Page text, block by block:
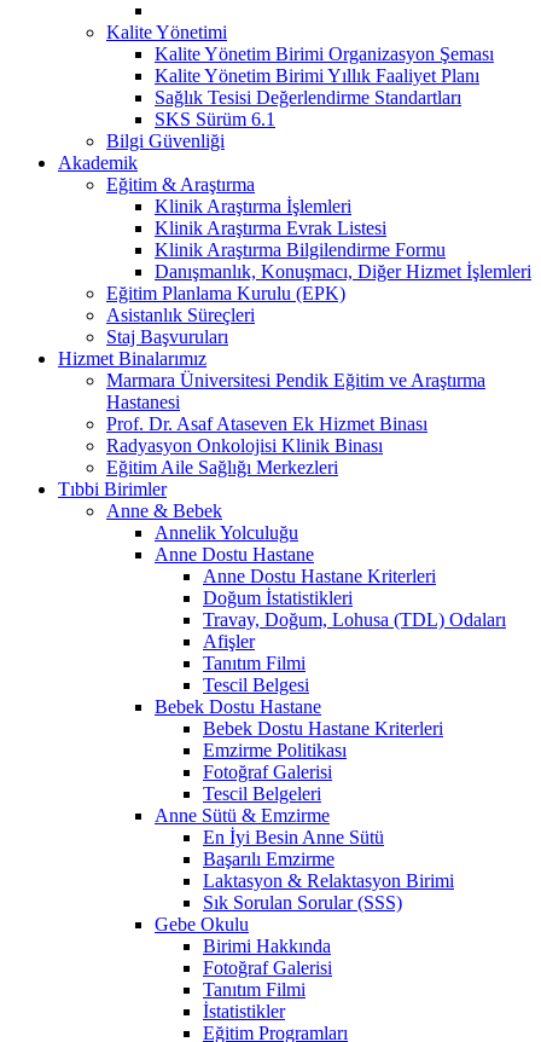
Kalite Yönetimi
Kalite Yönetim Birimi Organizasyon Şeması
Kalite Yönetim Birimi Yıllık Faaliyet Planı
Sağlık Tesisi Değerlendirme Standartları
SKS Sürüm 6.1
Bilgi Güvenliği
Akademik
Eğitim & Araştırma
Klinik Araştırma İşlemleri
Klinik Araştırma Evrak Listesi
Klinik Araştırma Bilgilendirme Formu
Danışmanlık, Konuşmacı, Diğer Hizmet İşlemleri
Eğitim Planlama Kurulu (EPK)
Asistanlık Süreçleri
Staj Başvuruları
Hizmet Binalarımız
Marmara Üniversitesi Pendik Eğitim ve Araştırma
Hastanesi
Prof. Dr. Asaf Ataseven Ek Hizmet Binası
Radyasyon Onkolojisi Klinik Binası
Eğitim Aile Sağlığı Merkezleri
Tıbbi Birimler
Anne & Bebek
Annelik Yolculuğu
Anne Dostu Hastane
Anne Dostu Hastane Kriterleri
Doğum İstatistikleri
Travay, Doğum, Lohusa (TDL) Odaları
Afişler
Tanıtım Filmi
Tescil Belgesi
Bebek Dostu Hastane
Bebek Dostu Hastane Kriterleri
Emzirme Politikası
Fotoğraf Galerisi
Tescil Belgeleri
Anne Sütü & Emzirme
En İyi Besin Anne Sütü
Başarılı Emzirme
Laktasyon & Relaktasyon Birimi
Sık Sorulan Sorular (SSS)
Gebe Okulu
Birimi Hakkında
Fotoğraf Galerisi
Tanıtım Filmi
İstatistikler
Eğitim Programları